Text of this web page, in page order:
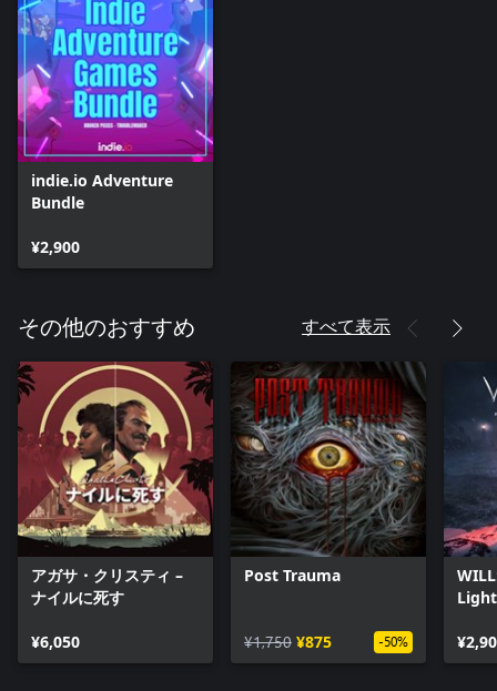
indie.io Adventure
Bundle
¥2,900
その他のおすすめ すべて表示
アガサ・クリスティ –
ナイルに死す
¥6,050
Post Trauma
¥1,750 ¥875 -50%
Light